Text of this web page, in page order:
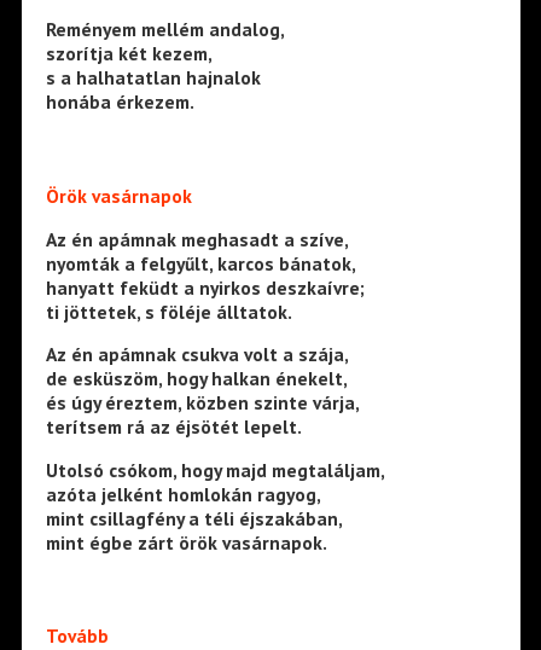
Reményem mellém andalog,
szorítja két kezem,
s a halhatatlan hajnalok
honába érkezem.
Örök vasárnapok
Az én apámnak meghasadt a szíve,
nyomták a felgyűlt, karcos bánatok,
hanyatt feküdt a nyirkos deszkaívre;
ti jöttetek, s föléje álltatok.
Az én apámnak csukva volt a szája,
de esküszöm, hogy halkan énekelt,
és úgy éreztem, közben szinte várja,
terítsem rá az éjsötét lepelt.
Utolsó csókom, hogy majd megtaláljam,
azóta jelként homlokán ragyog,
mint csillagfény a téli éjszakában,
mint égbe zárt örök vasárnapok.
Tovább